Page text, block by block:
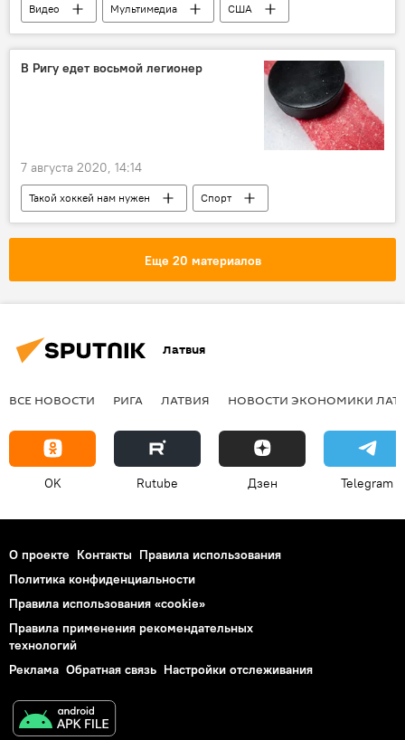
Видео Мультимедиа
США
Япония
В Ригу едет восьмой легионер
7 августа 2020, 14:14
Такой хоккей нам нужен
Спорт
Латвия
Динамо Рига
Еще 20 материалов
Латвия
ВСЕ НОВОСТИ РИГА ЛАТВИЯ НОВОСТИ ЭКОНОМИКИ
OK Rutube Дзен Telegram
О проекте Контакты Правила использования
Политика конфиденциальности
Правила использования «cookie»
Правила применения рекомендательных
технологий
Реклама Обратная связь Настройки отслеживания